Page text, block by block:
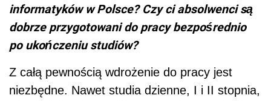
informatyków w Polsce? Czy ci absolwenci są
dobrze przygotowani do pracy bezpośrednio
po ukończeniu studiów?
Z całą pewnością wdrożenie do pracy jest
niezbędne. Nawet studia dzienne, I i II stopnia,